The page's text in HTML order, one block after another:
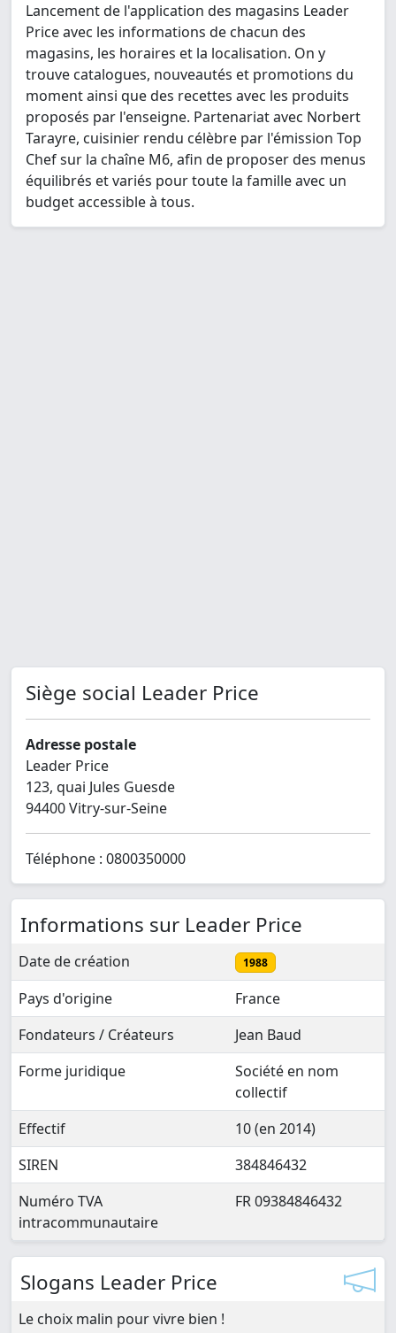
Lancement de l'application des magasins Leader
Price avec les informations de chacun des
magasins, les horaires et la localisation. On y
trouve catalogues, nouveautés et promotions du
moment ainsi que des recettes avec les produits
proposés par l'enseigne. Partenariat avec Norbert
Tarayre, cuisinier rendu célèbre par l'émission Top
Chef sur la chaîne M6, afin de proposer des menus
équilibrés et variés pour toute la famille avec un
budget accessible à tous.
Siège social Leader Price
Adresse postale
Leader Price
123, quai Jules Guesde
94400 Vitry-sur-Seine
Téléphone : 0800350000
Informations sur Leader Price
Date de création 1988
Pays d'origine
France
Fondateurs / Créateurs
Jean Baud
Forme juridique
Société en nom
collectif
Effectif
10 (en 2014)
SIREN
384846432
Numéro TVA
intracommunautaire
FR 09384846432
Slogans Leader Price
Le choix malin pour vivre bien !